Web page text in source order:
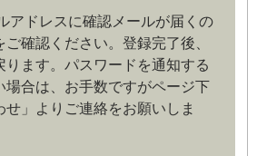
規約に違反するおそれがある場合に
拒否もしくは抹消することができま
とパスワードの管理）
ワードの利用、管理は会員の自己責
アドレスに確認メールが届くの
確認ください。登録完了後、
ります。パスワードを通知する
場合は、お手数ですがページ下
せ」よりご連絡をお願いしま